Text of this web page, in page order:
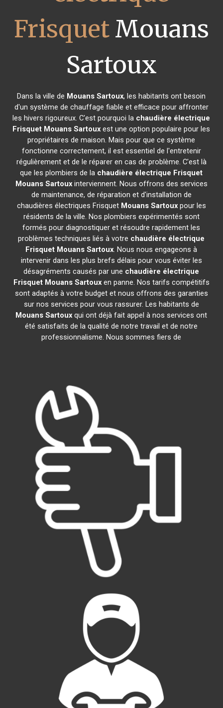
FrisquetMouans
Sartoux
Dans la ville de Mouans Sartoux, les habitants ont besoin
d'un système de chauffage fiable et efficace pour affronter
les hivers rigoureux. C'est pourquoi la chaudière électrique
Frisquet Mouans Sartoux est une option populaire pour les
propriétaires de maison. Mais pour que ce système
fonctionne correctement, il est essentiel de l'entretenir
régulièrement et de le réparer en cas de problème. C'est là
que les plombiers de la chaudière électrique Frisquet
Mouans Sartouxinterviennent. Nous offrons des services
de maintenance, de réparation et d'installation de
chaudières électriques Frisquet Mouans Sartouxpour les
résidents de la ville. Nos plombiers expérimentés sont
formés pour diagnostiquer et résoudre rapidement les
problèmes techniques liés à votre chaudière électrique
Frisquet Mouans Sartoux. Nous nous engageons à
intervenir dans les plus brefs délais pour vous éviter les
désagréments causés par une chaudière électrique
Frisquet Mouans Sartouxen panne. Nos tarifs compétitifs
sont adaptés à votre budget et nous offrons des garanties
sur nos services pour vous rassurer. Les habitants de
Mouans Sartoux qui ont déjà fait appel à nos services ont
été satisfaits de la qualité de notre travail et de notre
professionnalisme. Nous sommes fiers de